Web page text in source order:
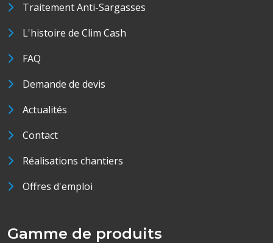
Traitement Anti-Sargasses
L'histoire de Clim Cash
FAQ
Demande de devis
Actualités
Contact
Réalisations chantiers
Offres d'emploi
Gamme de produits